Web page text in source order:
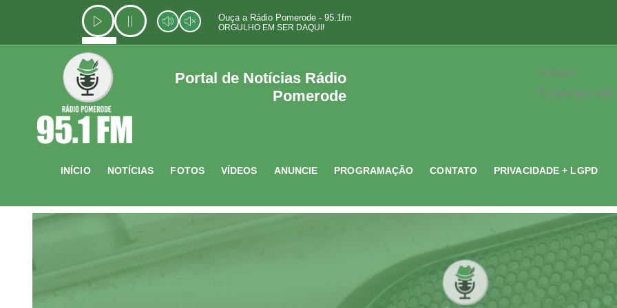
o
Ouça a Rádio Pomerode - 95.1fm
ORGULHO EM SER DAQUI!
Portal de Notícias Rádio
Pomerode
Tempo -
Tutiempo.net
INÍCIO NOTÍCIAS FOTOS VÍDEOS ANUNCIE PROGRAMAÇÃO CONTATO PRIVACIDADE + LGPD